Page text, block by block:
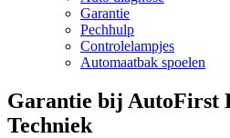
Garantie
Pechhulp
Controlelampjes
Automaatbak spoelen
Garantie bij AutoFirst
Techniek